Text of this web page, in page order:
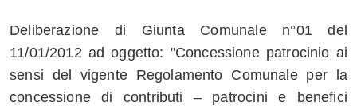
network
Facebook
su
Twitter
Condividi
su
Condividi
Deliberazione di Giunta Comunale n°01 del
11/01/2012 ad oggetto: "Concessione patrocinio ai
sensi del vigente Regolamento Comunale per la
concessione di contributi – patrocini e benefici